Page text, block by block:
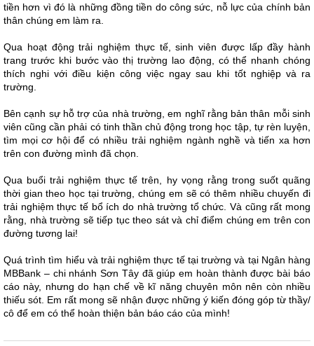
tiền hơn vì đó là những đồng tiền do công sức, nỗ lực của chính bản
thân chúng em làm ra.
Qua hoạt động trải nghiệm thực tế, sinh viên được lấp đầy hành
trang trước khi bước vào thị trường lao động, có thể nhanh chóng
thích nghi với điều kiện công việc ngay sau khi tốt nghiệp và ra
trường.
Bên cạnh sự hỗ trợ của nhà trường, em nghĩ rằng bản thân mỗi sinh
viên cũng cần phải có tinh thần chủ động trong học tập, tự rèn luyện,
tìm mọi cơ hội để có nhiều trải nghiệm ngành nghề và tiến xa hơn
trên con đường mình đã chọn.
Qua buổi trải nghiệm thực tế trên, hy vọng rằng trong suốt quãng
thời gian theo học tại trường, chúng em sẽ có thêm nhiều chuyến đi
trải nghiệm thực tế bổ ích do nhà trường tổ chức. Và cũng rất mong
rằng, nhà trường sẽ tiếp tục theo sát và chỉ điểm chúng em trên con
đường tương lai!
Quá trình tìm hiểu và trải nghiệm thực tế tại trường và tại Ngân hàng
MBBank – chi nhánh Sơn Tây đã giúp em hoàn thành được bài báo
cáo này, nhưng do hạn chế về kĩ năng chuyên môn nên còn nhiều
thiếu sót. Em rất mong sẽ nhận được những ý kiến đóng góp từ thầy/
cô để em có thể hoàn thiện bản báo cáo của mình!